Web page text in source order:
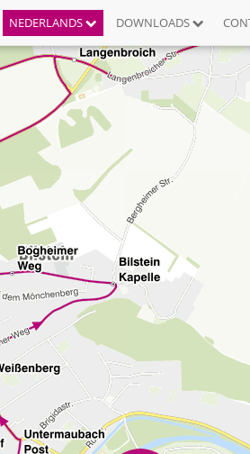
NEDERLANDS DOWNLOADS